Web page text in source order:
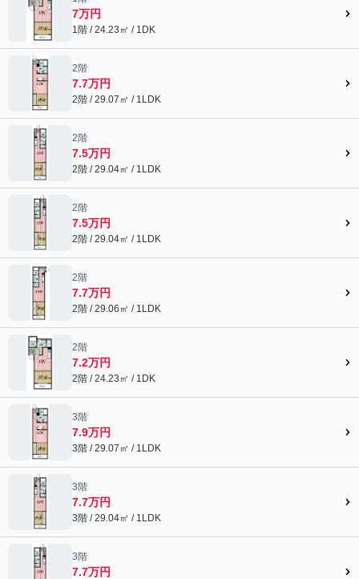
7万円
1階 / 24.23㎡ / 1DK
2階
7.7万円
2階 / 29.07㎡ / 1LDK
2階
7.5万円
2階 / 29.04㎡ / 1LDK
2階
7.5万円
2階 / 29.04㎡ / 1LDK
2階
7.7万円
2階 / 29.06㎡ / 1LDK
2階
7.2万円
2階 / 24.23㎡ / 1DK
3階
7.9万円
3階 / 29.07㎡ / 1LDK
3階
7.7万円
3階 / 29.04㎡ / 1LDK
3階
7.7万円